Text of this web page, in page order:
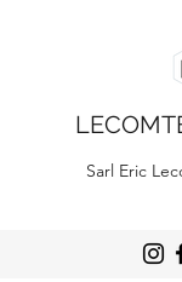
Sarl Eric